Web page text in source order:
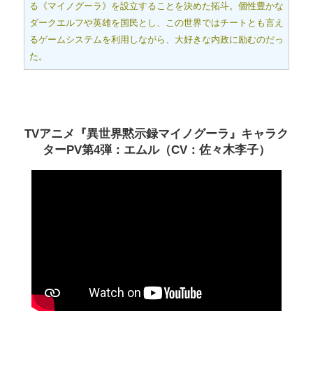
る《マイノグーラ》を設立することを決めた拓斗。個性豊かな
ダークエルフや英雄を国民とし、この世界ではチートとも言え
るゲームシステムを利用しながら、大好きな内政に励むのだっ
た。
TVアニメ『異世界黙示録マイノグーラ』キャラク
ターPV第4弾：エムル（CV：佐々木李子）